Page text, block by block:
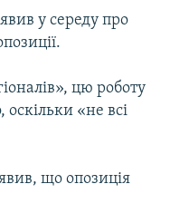
у середу про
цю роботу
«не всі
що опозиція